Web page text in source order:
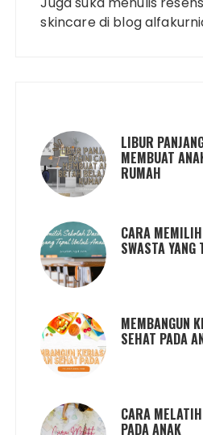
skincare di blog
LIBUR
MEMBUAT
RUMAH
CARA
SWASTA YANG
MEMBANGUN
SEHAT PADA
CARA
PADA ANAK